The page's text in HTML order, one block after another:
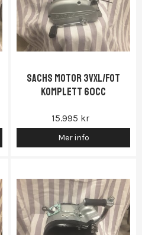
SACHS MOTOR 3VXL/FOT
KOMPLETT 60CC
15.995 kr
Mer info